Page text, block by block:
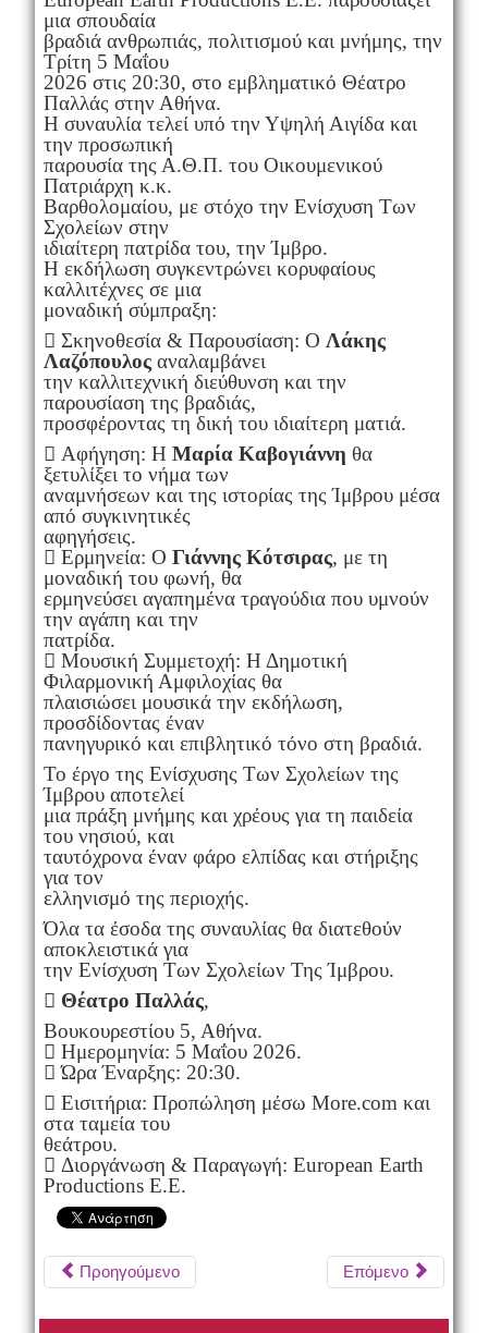
μια σπουδαία
βραδιά ανθρωπιάς, πολιτισμού και μνήμης, την
Τρίτη 5 Μαΐου
2026 στις 20:30, στο εμβληματικό Θέατρο
Παλλάς στην Αθήνα.
Η συναυλία τελεί υπό την Υψηλή Αιγίδα και
την προσωπική
παρουσία της Α.Θ.Π. του Οικουμενικού
Πατριάρχη κ.κ.
Βαρθολομαίου, με στόχο την Ενίσχυση Των
Σχολείων στην
ιδιαίτερη πατρίδα του, την Ίμβρο.
Η εκδήλωση συγκεντρώνει κορυφαίους
καλλιτέχνες σε μια
μοναδική σύμπραξη:
 Σκηνοθεσία & Παρουσίαση: Ο Λάκης
Λαζόπουλοςαναλαμβάνει
την καλλιτεχνική διεύθυνση και την
παρουσίαση της βραδιάς,
προσφέροντας τη δική του ιδιαίτερη ματιά.
 Αφήγηση: Η Μαρία Καβογιάννη θα
ξετυλίξει το νήμα των
αναμνήσεων και της ιστορίας της Ίμβρου μέσα
από συγκινητικές
αφηγήσεις.
 Ερμηνεία: Ο Γιάννης Κότσιρας, με τη
μοναδική του φωνή, θα
ερμηνεύσει αγαπημένα τραγούδια που υμνούν
την αγάπη και την
πατρίδα.
 Μουσική Συμμετοχή: Η Δημοτική
Φιλαρμονική Αμφιλοχίας θα
πλαισιώσει μουσικά την εκδήλωση,
προσδίδοντας έναν
πανηγυρικό και επιβλητικό τόνο στη βραδιά.
Το έργο της Ενίσχυσης Των Σχολείων της
Ίμβρου αποτελεί
μια πράξη μνήμης και χρέους για τη παιδεία
του νησιού, και
ταυτόχρονα έναν φάρο ελπίδας και στήριξης
για τον
ελληνισμό της περιοχής.
Όλα τα έσοδα της συναυλίας θα διατεθούν
αποκλειστικά για
την Ενίσχυση Των Σχολείων Της Ίμβρου.
 Θέατρο Παλλάς,
Βουκουρεστίου 5, Αθήνα.
 Ημερομηνία: 5 Μαΐου 2026.
 Ώρα Έναρξης: 20:30.
 Εισιτήρια: Προπώληση μέσω More.com και
στα ταμεία του
θεάτρου.
 Διοργάνωση & Παραγωγή: European Earth
Productions E.E.
Προηγούμενο Επόμενο